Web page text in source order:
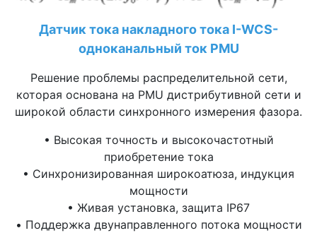
Датчик тока накладного тока I-WCS-
одноканальный ток PMU
Решение проблемы распределительной сети,
которая основана на PMU дистрибутивной сети и
широкой области синхронного измерения фазора.
• Высокая точность и высокочастотный
приобретение тока
• Синхронизированная широкоатюза, индукция
мощности
• Живая установка, защита IP67
• Поддержка двунаправленного потока мощности